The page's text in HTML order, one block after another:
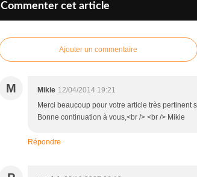
Commenter cet article
Ajouter un commentaire
M Mikie 12/04/2014 19:21
Merci beaucoup pour votre article très pertinent
Bonne continuation à vous,<br /> <br /> Mikie
Répondre